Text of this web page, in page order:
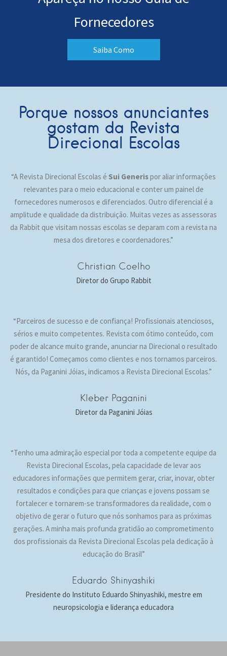
Fornecedores
Saiba Como
Porque nossos anunciantes
gostam da Revista
Direcional Escolas
“A Revista Direcional Escolas é Sui Generispor aliar informações
relevantes para o meio educacional e conter um painel de
fornecedores numerosos e diferenciados. Outro diferencial é a
amplitude e qualidade da distribuição. Muitas vezes as assessoras
da Rabbit que visitam nossas escolas se deparam com a revista na
mesa dos diretores e coordenadores.”
Christian Coelho
Diretor do Grupo Rabbit
“Parceiros de sucesso e de confiança! Profissionais atenciosos,
sérios e muito competentes. Revista com ótimo conteúdo, com
poder de alcance muito grande, anunciar na Direcional o resultado
é garantido! Começamos como clientes e nos tornamos parceiros.
Nós, da Paganini Jóias, indicamos a Revista Direcional Escolas.”
Kleber Paganini
Diretor da Paganini Jóias
“Tenho uma admiração especial por toda a competente equipe da
Revista Direcional Escolas, pela capacidade de levar aos
educadores informações que permitem gerar, criar, inovar, obter
resultados e condições para que crianças e jovens possam se
fortalecer e tornarem-se transformadores da realidade, com o
objetivo de gerar o futuro que nós sonhamos para as próximas
gerações. A minha mais profunda gratidão ao comprometimento
dos profissionais da Revista Direcional Escolas pela dedicação à
educação do Brasil”
Eduardo Shinyashiki
Presidente do Instituto Eduardo Shinyashiki, mestre em
neuropsicologia e liderança educadora